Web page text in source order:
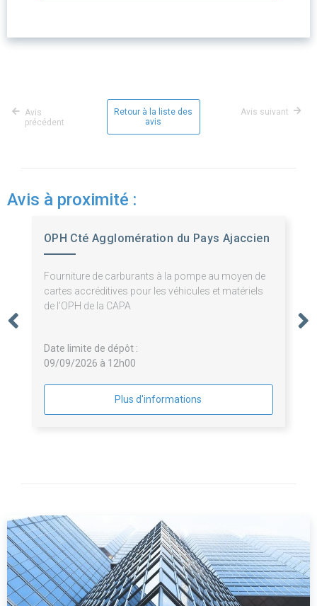
Avis
précédent
Retour à la liste des
avis
Avis suivant
Avis à proximité :
OPH Cté Agglomération du Pays Ajaccien
Fourniture de carburants à la pompe au moyen de
cartes accréditives pour les véhicules et matériels
de l'OPH de la CAPA
Date limite de dépôt :
09/09/2026 à 12h00
Plus d'informations